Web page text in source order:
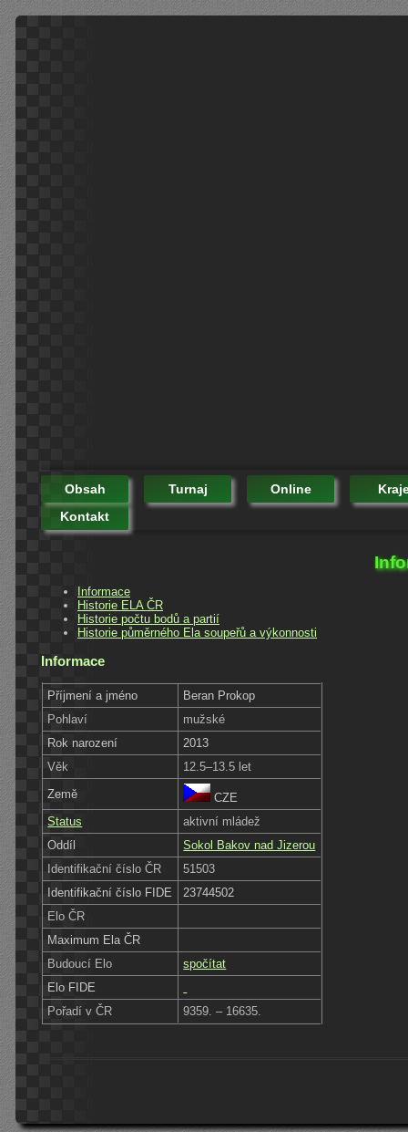
Obsah Turnaj Online
Kontakt
Informace
Historie ELA ČR
Historie počtu bodů a partií
Historie půměrného Ela soupeřů a výkonnosti
Informace
Příjmení a jméno
Beran Prokop
Pohlaví
mužské
Rok narození
2013
Věk
12.5–13.5 let
Země
CZE
Status
aktivní mládež
Oddíl
Sokol Bakov nad Jizerou
Identifikační číslo ČR
51503
Identifikační číslo FIDE
23744502
Elo ČR
Maximum Ela ČR
Budoucí Elo
spočítat
Elo FIDE
Pořadí v ČR
9359. – 16635.